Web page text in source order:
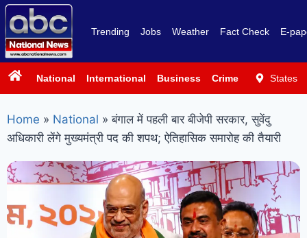
Trending Jobs Weather Fact Check E-
National International Business Crime PoliticsStates
Home » National » बंगाल में पहली बार बीजेपी सरकार, सुवेंदु
अधिकारी लेंगे मुख्यमंत्री पद की शपथ; ऐतिहासिक समारोह की तैयारी